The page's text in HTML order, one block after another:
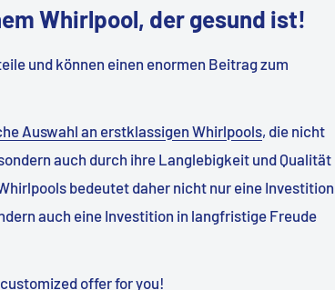
Whirlpool, der gesund ist!
und können einen enormen Beitrag zum
Auswahl an erstklassigen Whirlpools, die nicht
auch durch ihre Langlebigkeit und Qualität
bedeutet daher nicht nur eine Investition
auch eine Investition in langfristige Freude
offer for you!